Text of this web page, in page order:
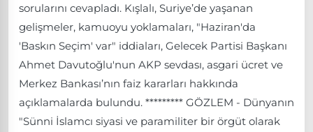
sorularını cevapladı. Kışlalı, Suriye’de yaşanan
gelişmeler, kamuoyu yoklamaları, "Haziran'da
'Baskın Seçim' var" iddiaları, Gelecek Partisi Başkanı
Ahmet Davutoğlu'nun AKP sevdası, asgari ücret ve
Merkez Bankası’nın faiz kararları hakkında
açıklamalarda bulundu. ********* GÖZLEM - Dünyanın
"Sünni İslamcı siyasi ve paramiliter bir örgüt olarak